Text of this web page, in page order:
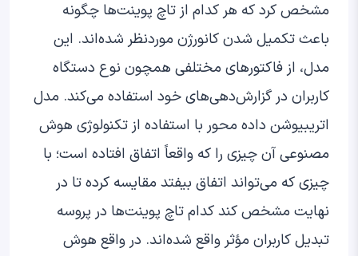
مشخص کرد که هر کدام از تاچ پوینت‌ها چگونه
باعث تکمیل شدن کانورژن موردنظر شده‌اند. این
مدل، از فاکتورهای مختلفی همچون نوع دستگاه
کاربران در گزارش‌دهی‌‌های خود استفاده می‌کند. مدل
اتریبیوشن داده محور با استفاده از تکنولوژی هوش
مصنوعی آن چیزی را که واقعاً اتفاق افتاده است؛ با
چیزی که می‌تواند اتفاق بیفتد مقایسه کرده تا در
نهایت مشخص کند کدام تاچ پوینت‌ها در پروسه
تبدیل کاربران مؤثر واقع شده‌اند. در واقع هوش